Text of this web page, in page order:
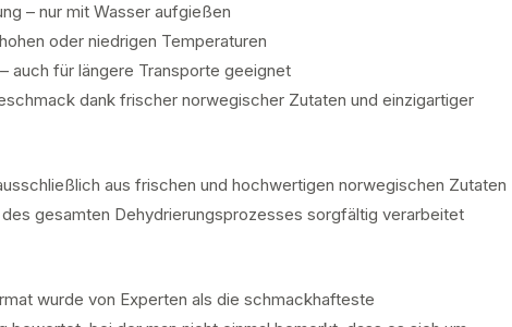
– nur mit Wasser aufgießen
oder niedrigen Temperaturen
auch für längere Transporte geeignet
dank frischer norwegischer Zutaten und einzigartiger
aus frischen und hochwertigen norwegischen Zutaten
gesamten Dehydrierungsprozesses sorgfältig verarbeitet
wurde von Experten als die schmackhafteste